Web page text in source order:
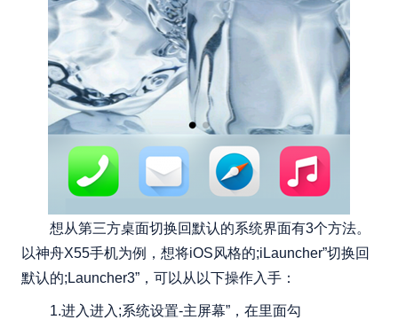
想从第三方桌面切换回默认的系统界面有3个方法。
以神舟X55手机为例，想将iOS风格的;iLauncher”切换回
默认的;Launcher3”，可以从以下操作入手：
1.进入进入;系统设置-主屏幕”，在里面勾